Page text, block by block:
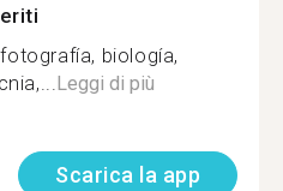
biología,
Leggi di più
Scarica la app